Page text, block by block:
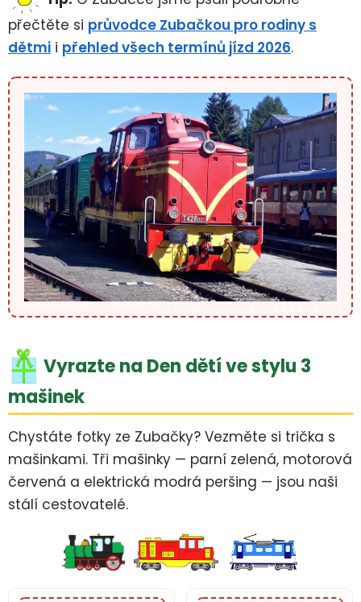
přečtěte si průvodce Zubačkou pro rodiny s
dětmi i přehled všech termínů jízd 2026.
Vyrazte na Den dětí ve stylu 3
mašinek
Chystáte fotky ze Zubačky? Vezměte si trička s
mašinkami. Tři mašinky — parní zelená, motorová
červená a elektrická modrá peršing — jsou naši
stálí cestovatelé.